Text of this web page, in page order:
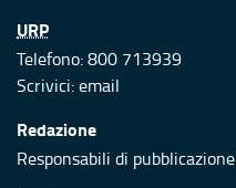
URP
Telefono: 800 713939
Scrivici:email
Redazione
Responsabili di pubblicazione